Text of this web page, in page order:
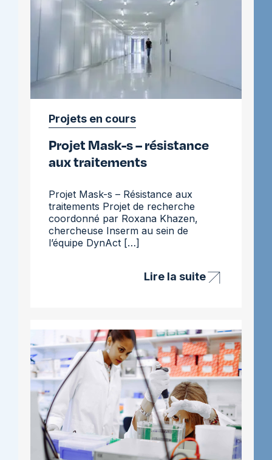
Projets en cours
Projet Mask-s – résistance
aux traitements
Projet Mask-s – Résistance aux
traitements Projet de recherche
coordonné par Roxana Khazen,
chercheuse Inserm au sein de
l’équipe DynAct […]
Lire la suite
Projet
résistance
aux
traitements